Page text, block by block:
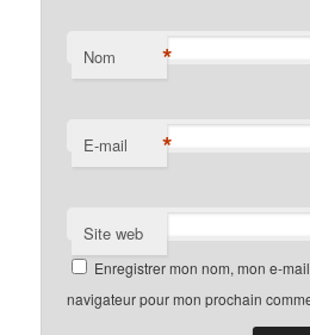
Nom *
E-mail *
Site web
Enregistrer mon nom, mon e-
navigateur pour mon prochain